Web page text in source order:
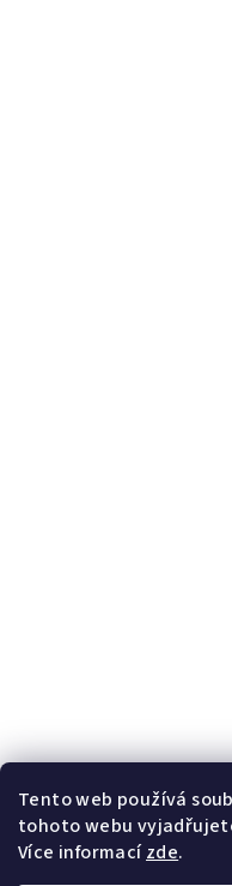
Tento web používá
tohoto webu
Více informacízde.